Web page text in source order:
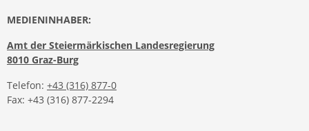
MEDIENINHABER:
Amt der Steiermärkischen Landesregierung
8010 Graz-Burg
Telefon: +43 (316) 877-0
Fax: +43 (316) 877-2294